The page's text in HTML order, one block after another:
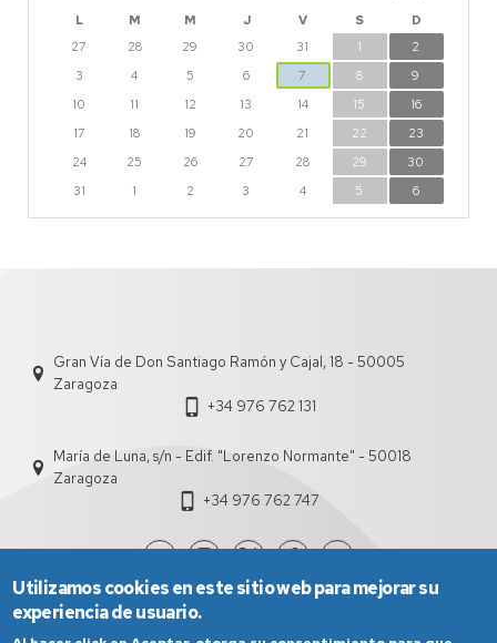
L M M J V S
D
27
28 29 30 31 1
2
3
4 5 6 7 8
9
10
11 12 13 14 15
16
17
18 19 20 21 22
23
24
25 26 27 28 29
30
31
1 2 3 4 5 6
Gran Vía de Don Santiago Ramón y Cajal, 18 - 50005
Zaragoza
+34 976 762 131
María de Luna, s/n - Edif. "Lorenzo Normante" - 50018
Zaragoza
+34 976 762 747
Utilizamos cookies en este sitio web para mejorar su
experiencia de usuario.